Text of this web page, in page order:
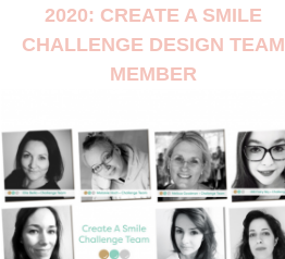
2020: CREATE A SMILE
CHALLENGE DESIGN TEAM
MEMBER